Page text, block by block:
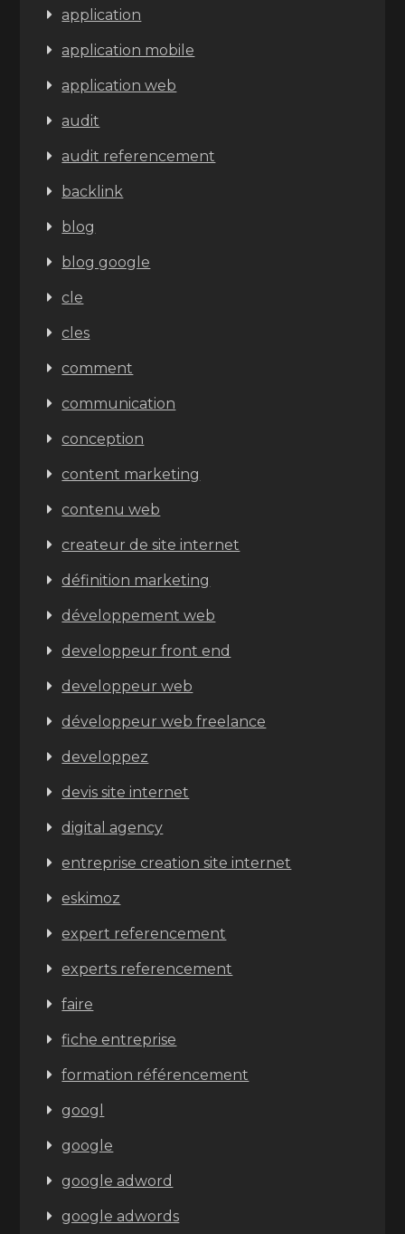
application
application mobile
application web
audit
audit referencement
backlink
blog
blog google
cle
cles
comment
communication
conception
content marketing
contenu web
createur de site internet
définition marketing
développement web
developpeur front end
developpeur web
développeur web freelance
developpez
devis site internet
digital agency
entreprise creation site internet
eskimoz
expert referencement
experts referencement
faire
fiche entreprise
formation référencement
googl
google
google adword
google adwords